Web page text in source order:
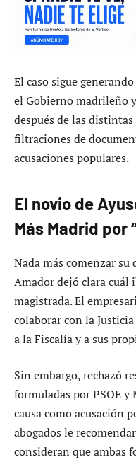
El caso sigue
el Gobierno madrileño
después de las
filtraciones de
acusaciones populares.
El novio de
Más Madrid por
Nada más comenzar
Amador dejó clara cuál
magistrada. El
colaborar con la
a la Fiscalía y a sus
Sin embargo, rechazó
formuladas por PSOE y
causa como acusación
abogados le
consideran que ambas